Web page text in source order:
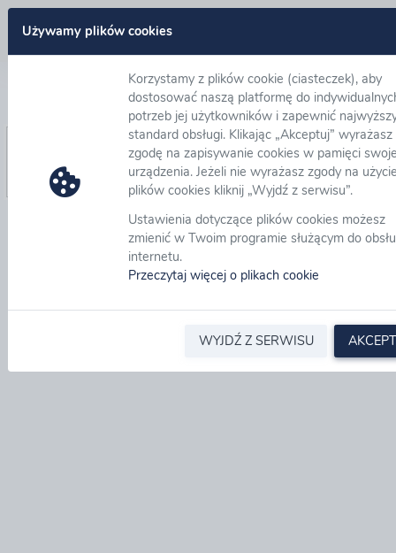
Używamy plików cookies
Korzystamy z plików cookie (ciasteczek), aby
dostosować naszą platformę do
potrzeb jej użytkowników i zapewnić
standard obsługi. Klikając „Akceptuj” wyrażasz
zgodę na zapisywanie cookies w pamięci
urządzenia. Jeżeli nie wyrażasz zgody na
plików cookies kliknij „Wyjdź z serwisu”.
Ustawienia dotyczące plików cookies możesz
zmienić w Twoim programie służącym do
internetu.
Przeczytaj więcej o plikach cookie
WYJDŹ Z SERWISU
Nie pamiętam hasła